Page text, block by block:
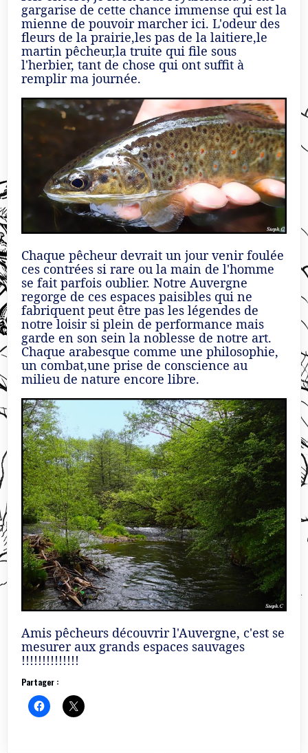
gargarise de cette chance immense qui est la
mienne de pouvoir marcher ici. L'odeur des
fleurs de la prairie,les pas de la laitiere,le
martin pêcheur,la truite qui file sous
l'herbier, tant de chose qui ont suffit à
remplir ma journée.
Chaque pêcheur devrait un jour venir foulée
ces contrées si rare ou la main de l'homme
se fait parfois oublier. Notre Auvergne
regorge de ces espaces paisibles qui ne
fabriquent peut être pas les légendes de
notre loisir si plein de performance mais
garde en son sein la noblesse de notre art.
Chaque arabesque comme une philosophie,
un combat,une prise de conscience au
milieu de nature encore libre.
Amis pêcheurs découvrir l'Auvergne, c'est se
mesurer aux grands espaces sauvages
!!!!!!!!!!!!!!
Partager :